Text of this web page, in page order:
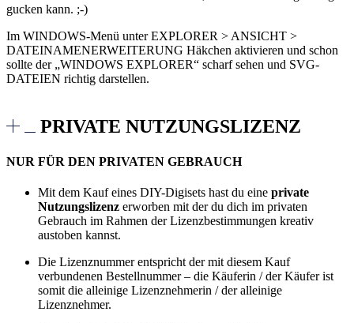
gucken kann. ;-)
Im WINDOWS-Menü unter EXPLORER > ANSICHT >
DATEINAMENERWEITERUNG Häkchen aktivieren und schon
sollte der „WINDOWS EXPLORER“ scharf sehen und SVG-
DATEIEN richtig darstellen.
PRIVATE NUTZUNGSLIZENZ
NUR FÜR DEN PRIVATEN GEBRAUCH
Mit dem Kauf eines DIY-Digisets hast du eine private
Nutzungslizenz erworben mit der du dich im privaten
Gebrauch im Rahmen der Lizenzbestimmungen kreativ
austoben kannst.
Die Lizenznummer entspricht der mit diesem Kauf
verbundenen Bestellnummer – die Käuferin / der Käufer ist
somit die alleinige Lizenznehmerin / der alleinige
Lizenznehmer.